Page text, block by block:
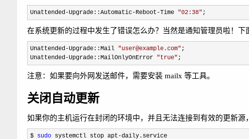
Unattended-Upgrade::Automatic-Reboot-Time "02:38" ;
在系统更新的过程中发生了错误怎么办？当然是通知管理员啦！下
Unattended-Upgrade::Mail "user@example.com" ;
Unattended-Upgrade::MailOnlyOnError "true" ;
注意：如果要向外网发送邮件，需要安装 mailx 等工具。
关闭自动更新
如果你的主机运行在封闭的环境中，并且无法连接到有效的更新
$ sudo systemctl stop apt-daily.service